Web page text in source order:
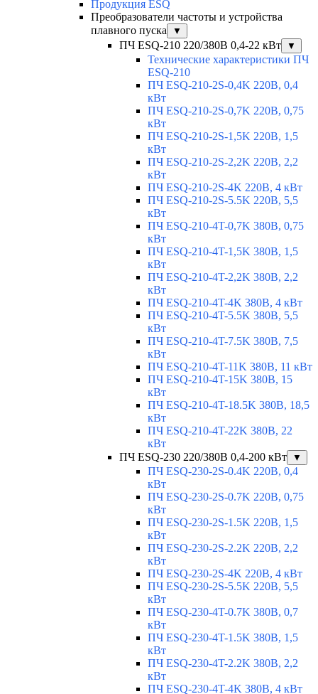
Продукция ESQ
Преобразователи частоты и устройства
плавного пуска
▼
ПЧ ESQ-210 220/380В 0,4-22 кВт ▼
Технические характеристики ПЧ
ESQ-210
ПЧ ESQ-210-2S-0,4K 220В, 0,4
кВт
ПЧ ESQ-210-2S-0,7K 220В, 0,75
кВт
ПЧ ESQ-210-2S-1,5K 220В, 1,5
кВт
ПЧ ESQ-210-2S-2,2K 220В, 2,2
кВт
ПЧ ESQ-210-2S-4K 220В, 4 кВт
ПЧ ESQ-210-2S-5.5K 220В, 5,5
кВт
ПЧ ESQ-210-4T-0,7K 380В, 0,75
кВт
ПЧ ESQ-210-4T-1,5K 380В, 1,5
кВт
ПЧ ESQ-210-4T-2,2K 380В, 2,2
кВт
ПЧ ESQ-210-4T-4K 380В, 4 кВт
ПЧ ESQ-210-4T-5.5K 380В, 5,5
кВт
ПЧ ESQ-210-4T-7.5K 380В, 7,5
кВт
ПЧ ESQ-210-4T-11K 380В, 11 кВт
ПЧ ESQ-210-4T-15K 380В, 15
кВт
ПЧ ESQ-210-4T-18.5K 380В, 18,5
кВт
ПЧ ESQ-210-4T-22K 380В, 22
кВт
ПЧ ESQ-230 220/380В 0,4-200 кВт
▼
ПЧ ESQ-230-2S-0.4K 220В, 0,4
кВт
ПЧ ESQ-230-2S-0.7K 220В, 0,75
кВт
ПЧ ESQ-230-2S-1.5K 220В, 1,5
кВт
ПЧ ESQ-230-2S-2.2K 220В, 2,2
кВт
ПЧ ESQ-230-2S-4K 220В, 4 кВт
ПЧ ESQ-230-2S-5.5K 220В, 5,5
кВт
ПЧ ESQ-230-4T-0.7K 380В, 0,7
кВт
ПЧ ESQ-230-4T-1.5K 380В, 1,5
кВт
ПЧ ESQ-230-4T-2.2K 380В, 2,2
кВт
ПЧ ESQ-230-4T-4K 380В, 4 кВт